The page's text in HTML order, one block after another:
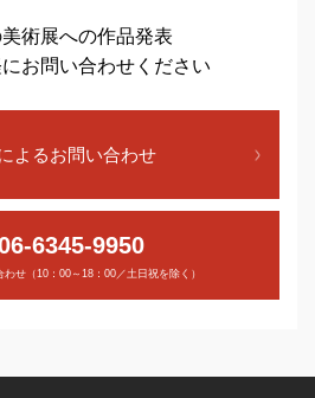
術展への作品発表
お問い合わせください
よるお問い合わせ
6345-9950
せ（10：00～18：00／土日祝を除く）